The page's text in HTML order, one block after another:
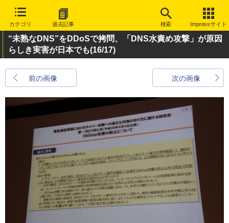
カテゴリ 過去記事 検索 Impressサイト
“未熟なDNS”をDDoSで拷問、「DNS水責め攻撃」が原因
らしき実害が日本でも(16/17)
前の画像 次の画像